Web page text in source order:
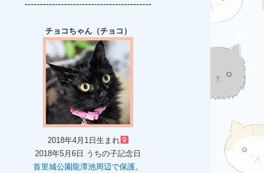
------------------------------------------
チョコちゃん（チョコ）
2018年4月1日生まれ
2018年5月6日 うちの子記念日
首里城公園龍潭池周辺で保護。